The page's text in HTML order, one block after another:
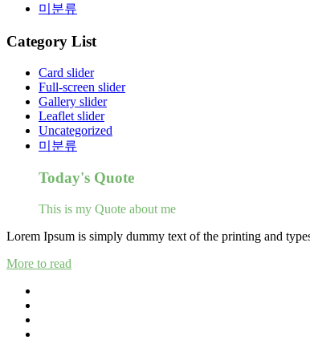
미분류
Category List
Card slider
Full-screen slider
Gallery slider
Leaflet slider
Uncategorized
미분류
Today's Quote
This is my Quote about me
Lorem Ipsum is simply dummy text of the printing and
More to read